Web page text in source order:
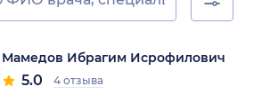
Мамедов Ибрагим Исрофилович
5.0 4 отзыва